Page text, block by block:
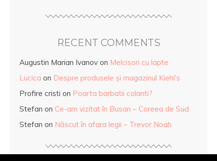
RECENT COMMENTS
Augustin Marian Ivanov on Melcisori cu lapte
Lucica on Despre produsele și magazinul Kiehl’s
Profire cristi on Poarta barbatii colanti?
Stefan on Ce-am vizitat în Busan – Coreea de Sud
Stefan on Născut în afara legii – Trevor Noah